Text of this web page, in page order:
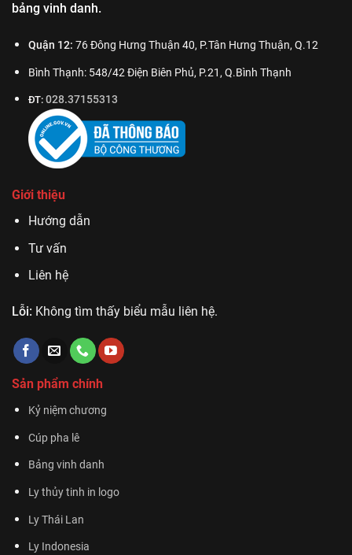
bảng vinh danh.
Quận 12: 76 Đông Hưng Thuận 40, P.Tân Hưng Thuận, Q.12
Bình Thạnh: 548/42 Điện Biên Phủ, P.21, Q.Bình Thạnh
ĐT: 028.37155313
Giới thiệu
Hướng dẫn
Tư vấn
Liên hệ
Lỗi: Không tìm thấy biểu mẫu liên hệ.
Sản phẩm chính
Kỷ niệm chương
Cúp pha lê
Bảng vinh danh
Ly thủy tinh in logo
Ly Thái Lan
Ly Indonesia